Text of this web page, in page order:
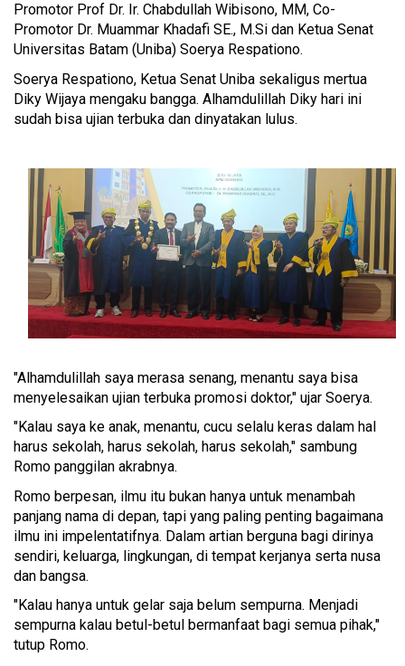
Promotor Prof Dr. Ir. Chabdullah Wibisono, MM, Co-
Promotor Dr. Muammar Khadafi SE., M.Si dan Ketua Senat
Universitas Batam (Uniba) Soerya Respationo.
Soerya Respationo, Ketua Senat Uniba sekaligus mertua
Diky Wijaya mengaku bangga. Alhamdulillah Diky hari ini
sudah bisa ujian terbuka dan dinyatakan lulus.
"Alhamdulillah saya merasa senang, menantu saya bisa
menyelesaikan ujian terbuka promosi doktor," ujar Soerya.
"Kalau saya ke anak, menantu, cucu selalu keras dalam hal
harus sekolah, harus sekolah, harus sekolah," sambung
Romo panggilan akrabnya.
Romo berpesan, ilmu itu bukan hanya untuk menambah
panjang nama di depan, tapi yang paling penting bagaimana
ilmu ini impelentatifnya. Dalam artian berguna bagi dirinya
sendiri, keluarga, lingkungan, di tempat kerjanya serta nusa
dan bangsa.
"Kalau hanya untuk gelar saja belum sempurna. Menjadi
sempurna kalau betul-betul bermanfaat bagi semua pihak,"
tutup Romo.